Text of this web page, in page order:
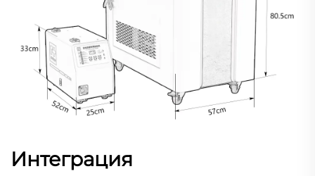
Интеграция